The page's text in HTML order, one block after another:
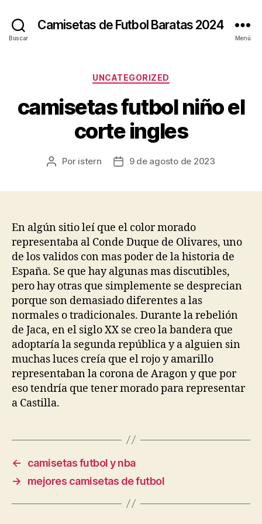
Buscar
Camisetas de Futbol Baratas 2024
Menú
Categorías
UNCATEGORIZED
camisetas futbol niño el
corte ingles
Autor
Por istern
Fecha9 de agosto de 2023
En algún sitio leí que el color morado
representaba al Conde Duque de Olivares, uno
de los validos con mas poder de la historia de
España. Se que hay algunas mas discutibles,
pero hay otras que simplemente se desprecian
porque son demasiado diferentes a las
normales o tradicionales. Durante la rebelión
de Jaca, en el siglo XX se creo la bandera que
adoptaría la segunda república y a alguien sin
muchas luces creía que el rojo y amarillo
representaban la corona de Aragon y que por
eso tendría que tener morado para representar
a Castilla.
←
camisetas futbol y nba
→
mejores camisetas de futbol